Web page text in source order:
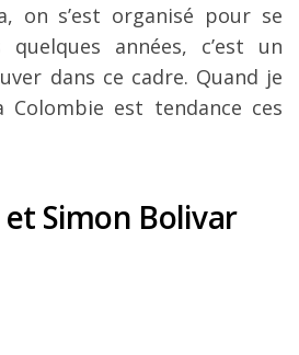
on s’est organisé pour se
quelques années, c’est un
dans ce cadre. Quand je
Colombie est tendance ces
Simon Bolivar